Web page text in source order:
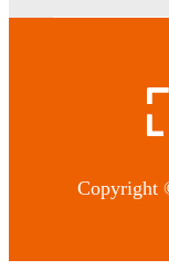
Copyright